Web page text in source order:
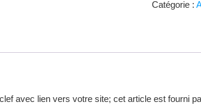
de
Catégorie :
avec lien vers votre site; cet article est fourni